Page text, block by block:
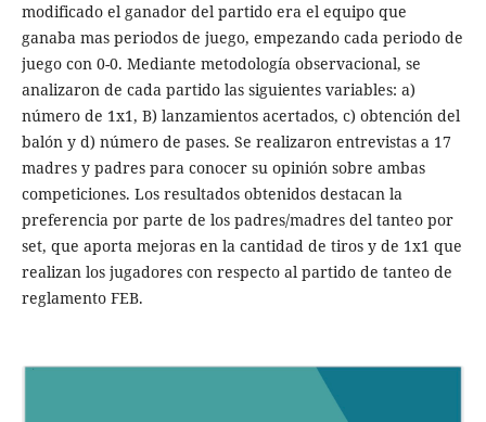
modificado el ganador del partido era el equipo que
ganaba mas periodos de juego, empezando cada periodo de
juego con 0-0. Mediante metodología observacional, se
analizaron de cada partido las siguientes variables: a)
número de 1x1, B) lanzamientos acertados, c) obtención del
balón y d) número de pases. Se realizaron entrevistas a 17
madres y padres para conocer su opinión sobre ambas
competiciones. Los resultados obtenidos destacan la
preferencia por parte de los padres/madres del tanteo por
set, que aporta mejoras en la cantidad de tiros y de 1x1 que
realizan los jugadores con respecto al partido de tanteo de
reglamento FEB.